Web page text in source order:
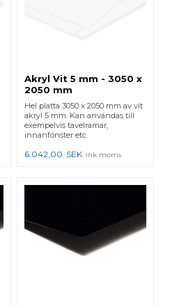
Akryl Vit 5 mm - 3050 x
2050 mm
Hel platta 3050 x 2050 mm av vit
akryl 5 mm. Kan användas till
exempelvis tavelramar,
innanfönster etc.
6.042,00 SEK ink moms